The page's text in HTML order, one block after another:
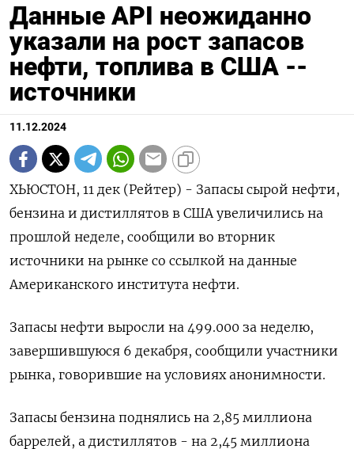
Данные API неожиданно
указали на рост запасов
нефти, топлива в США --
источники
11.12.2024
ХЬЮСТОН, 11 дек (Рейтер) - Запасы сырой нефти,
бензина и дистиллятов в США увеличились на
прошлой неделе, сообщили во вторник
источники на рынке со ссылкой на данные
Американского института нефти.
Запасы нефти выросли на 499.000 за неделю,
завершившуюся 6 декабря, сообщили участники
рынка, говорившие на условиях анонимности.
Запасы бензина поднялись на 2,85 миллиона
баррелей, а дистиллятов - на 2,45 миллиона